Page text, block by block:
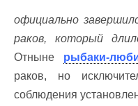
официально
раков, который
Отныне рыбаки-
раков, но
соблюдения